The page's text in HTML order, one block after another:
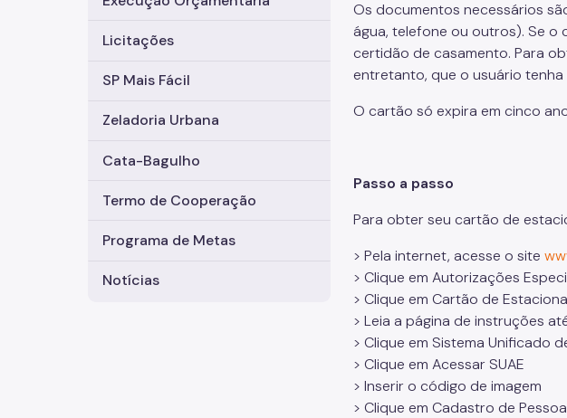
Licitações
SP Mais Fácil
Zeladoria Urbana
Cata-Bagulho
Termo de Cooperação
Programa de Metas
Notícias
Os documentos necessários
água, telefone ou outros). Se o
certidão de casamento. Para
entretanto, que o usuário tenha
O cartão só expira em cinco
Passo a passo
Para obter seu cartão de
> Pela internet, acesse o site
> Clique em Autorizações
> Clique em Cartão de
> Leia a página de instruções
> Clique em Sistema Unificado
> Clique em Acessar SUAE
> Inserir o código de imagem
> Clique em Cadastro de